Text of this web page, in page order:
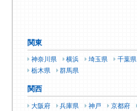
関東
神奈川県 横浜 埼玉県 千葉県
栃木県
群馬県
関西
大阪府 兵庫県 神戸 京都府